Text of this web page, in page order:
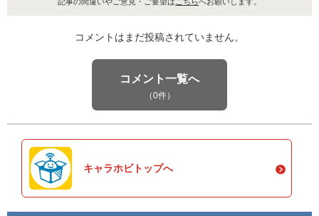
コメントはまだ投稿されていません。
コメント一覧へ
（0件）
キャラホビトップへ